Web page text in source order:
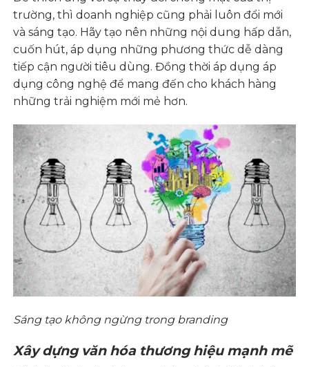
trường, thì doanh nghiệp cũng phải luôn đổi mới
và sáng tạo. Hãy tạo nên những nội dung hấp dẫn,
cuốn hút, áp dụng những phương thức dễ dàng
tiếp cận người tiêu dùng. Đồng thời áp dụng áp
dụng công nghệ để mang đến cho khách hàng
những trải nghiệm mới mẻ hơn.
Sáng tạo không ngừng trong branding
Xây dựng văn hóa thương hiệu mạnh mẽ